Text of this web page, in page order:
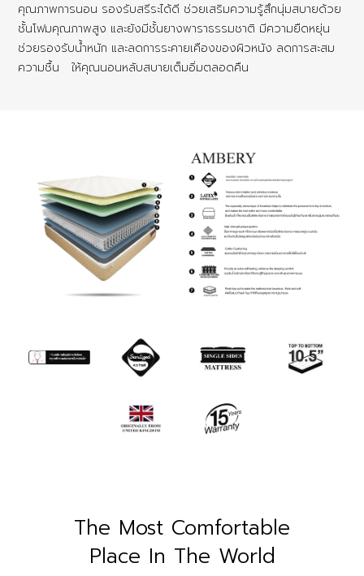
คุณภาพการนอน รองรับสรีระได้ดี ช่วยเสริมความรู้สึกนุ่มสบายด้วย
ชั้นโฟมคุณภาพสูง และยังมีชั้นยางพาราธรรมชาติ มีความยืดหยุ่น
ช่วยรองรับน้ำหนัก และลดการระคายเคืองของผิวหนัง ลดการสะสม
ความชื้น ให้คุณนอนหลับสบายเต็มอิ่มตลอดคืน
The Most Comfortable
Place In The World